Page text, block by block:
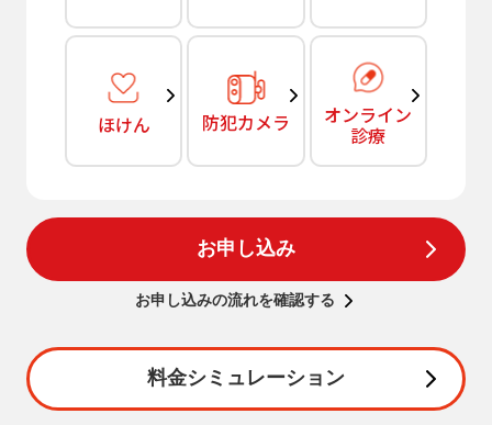
ほけん 防犯カメラ オンライン
診療
お申し込み
お申し込みの流れを確認する
料金シミュレーション